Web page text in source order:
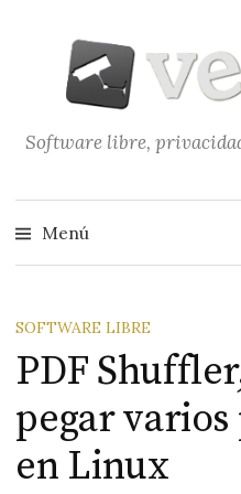
contenido
Software libre,
Menú
SOFTWARE LIBRE
PDF
pegar
en Linux